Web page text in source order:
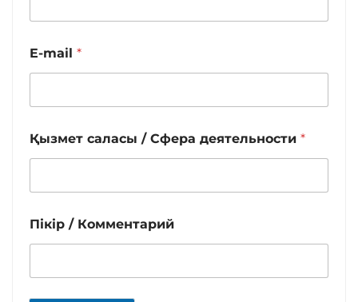
E-mail *
Қызмет саласы / Сфера деятельности *
Пікір / Комментарий